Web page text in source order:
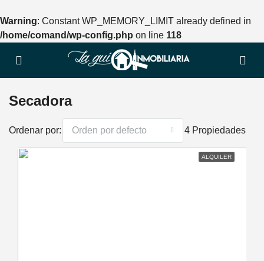
Warning: Constant WP_MEMORY_LIMIT already defined in
/home/comand/wp-config.php on line 118
Secadora
4 Propiedades
Ordenar por: Orden por defecto
ALQUILER